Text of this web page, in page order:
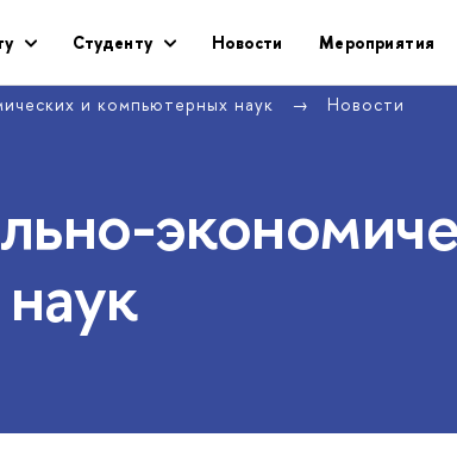
Студенту Новости Мероприятия
и компьютерных наук Новости